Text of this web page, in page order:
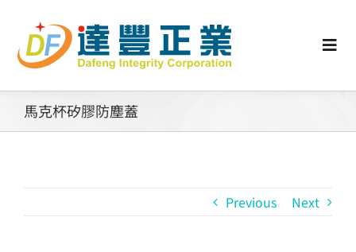
content
認識矽膠
馬克杯矽膠防塵蓋
Previous Next